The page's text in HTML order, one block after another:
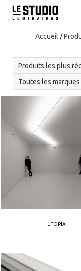
Accueil /
Produits les plus
Toutes les marques
UTOPIA